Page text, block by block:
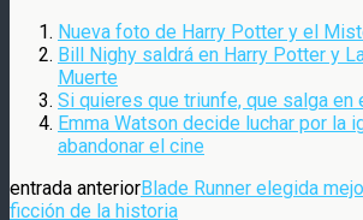
Nueva foto de Harry Potter y el
Bill Nighy saldrá en Harry Potter y
Muerte
Si quieres que triunfe, que salga en
Emma Watson decide luchar por la
abandonar el cine
entrada anteriorBlade Runner elegida
ficción de la historia